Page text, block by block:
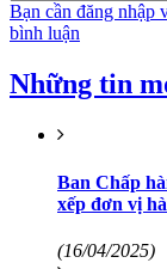
Bạn cần đăng nhập
bình luận
Những tin
Ban Chấp
xếp đơn vị
(16/04/2025)